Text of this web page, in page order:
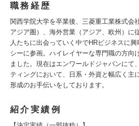
職務経歴
関西学院大学を卒業後、三菱重工業株式会
アジア圏）、海外営業（アジア、欧州）に
人たちに出会っていく中でHRビジネスに
シーに参画。ハイレイヤーな専門職の方向
ました。現在はエンワールドジャパンにて
ティングにおいて、日系・外資と幅広く主
形成のお手伝いをしております。
紹介実績例